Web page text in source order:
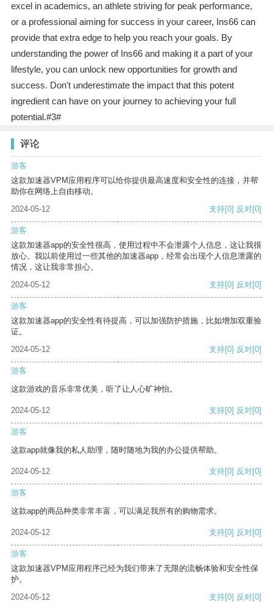
excel in academics, an athlete striving for peak performance,
or a professional aiming for success in your career, Ins66 can
provide that extra edge to help you reach your goals. By
understanding the power of Ins66 and making it a part of your
lifestyle, you can unlock new opportunities for growth and
success. Don't underestimate the impact that this potent
ingredient can have on your journey to achieving your full
potential.#3#
评论
游客
这款加速器VPM应用程序可以给你提供最高速度和安全性的连接，并帮
助你在网络上自由移动。
2024-05-12
支持[0] 反对[0]
游客
这款加速器app的安全性很高，使用过程中不会泄露个人信息，这让我很
放心。我以前使用过一些其他的加速器app，经常会出现个人信息泄露的
情况，这让我非常担心。
2024-05-12
支持[0] 反对[0]
游客
这款加速器app的安全性有待提高，可以加强防护措施，比如增加双重验
证。
2024-05-12
支持[0] 反对[0]
游客
这款游戏的音乐非常优美，听了让人心旷神怡。
2024-05-12 支持[0] 反对[0]
游客
这款app就像我的私人助理，随时随地为我的办公提供帮助。
2024-05-12 支持[0] 反对[0]
游客
这款app的商品种类非常丰富，可以满足我所有的购物需求。
2024-05-12 支持[0] 反对[0]
游客
这款加速器VPM应用程序已经为我们带来了无限的流畅体验和安全性保
护。
2024-05-12
支持[0] 反对[0]